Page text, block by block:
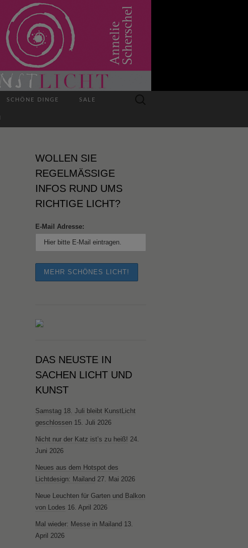
SCHÖNE DINGE SALE
WOLLEN SIE
REGELMÄSSIGE I
NFOS RUND UMS R
ICHTIGE LICHT?
E-Mail Adresse:
DAS NEUSTE IN
SACHEN LICHT UND
KUNST
Samstag 18. Juli bleibt KunstLicht
geschlossen 15. Juli 2026
Nicht nur der Katz ist’s zu heiß! 24.
Juni 2026
Neues aus dem Hotspot des
Lichtdesign: Mailand 27. Mai 2026
Neue Leuchten für Garten und Balkon
von Lodes 16. April 2026
Mal wieder: Messe in Mailand 13.
April 2026